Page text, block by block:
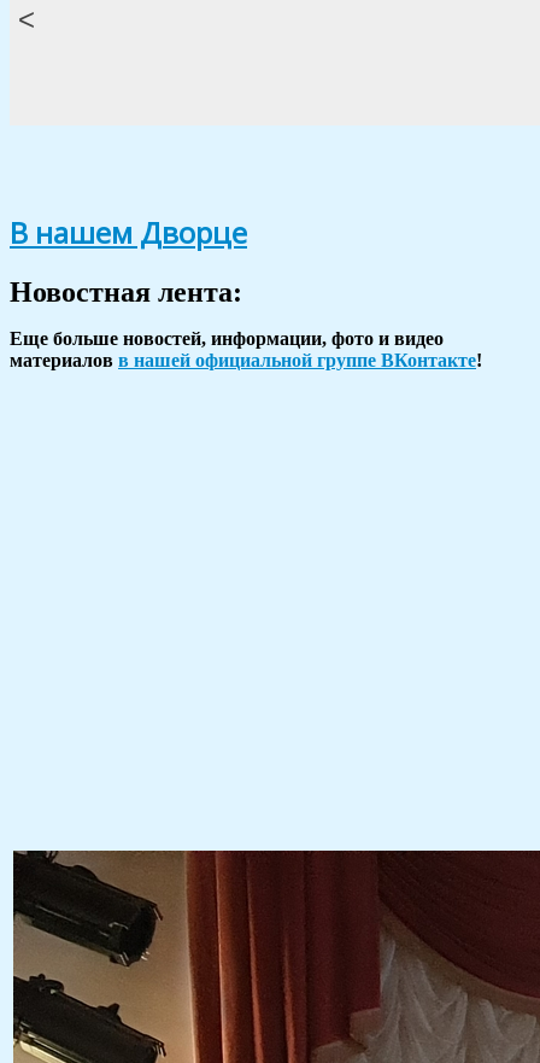
<
В нашем Дворце
Новостная лента:
Еще больше новостей, информации, фото и видео
материалов в нашей официальной группе ВКонтакте!